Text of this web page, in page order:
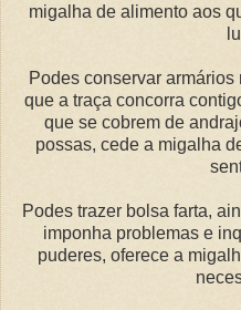
migalha de alimento aos
Podes conservar
que a traça concorra
que se cobrem de
possas, cede a migalha
Podes trazer bolsa farta,
imponha problemas e
puderes, oferece a